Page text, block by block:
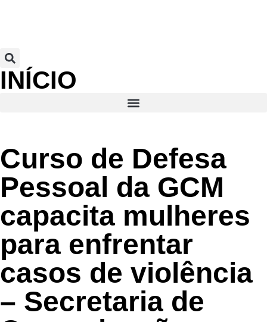
INÍCIO
Curso de Defesa
Pessoal da GCM
capacita mulheres
para enfrentar
casos de violência
– Secretaria de